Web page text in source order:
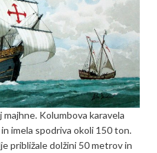
Kolumbova karavela
imela spodriva okoli 150 ton.
približale dolžini 50 metrov in